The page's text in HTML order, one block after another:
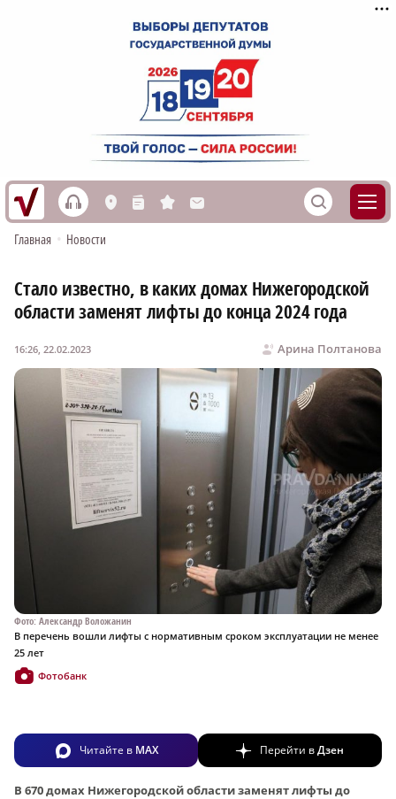
h L n s M S
Главная • Новости
Стало известно, в каких домах Нижегородской
области заменят лифты до конца 2024 года
Арина Полтанова
16:26, 22.02.2023
Фото: Александр Воложанин
В перечень вошли лифты с нормативным сроком эксплуатации не менее
25 лет
Фотобанк
Читайте в MAX Перейти вДзен
В 670 домах Нижегородской области заменят лифты до